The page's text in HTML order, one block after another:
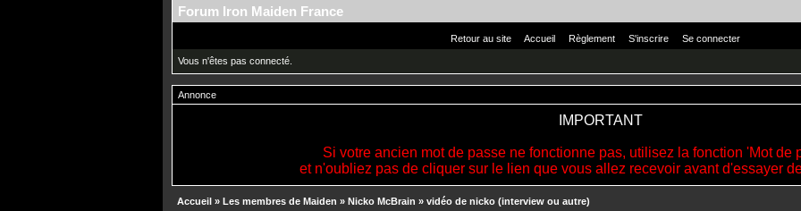
Forum Iron Maiden France
Retour au site Accueil Règlement S'inscrire Se connecter
Vous n'êtes pas connecté.
Annonce
IMPORTANT
Si votre ancien mot de passe ne fonctionne pas, utilisez la fonction 'Mot de
et n'oubliez pas de cliquer sur le lien que vous allez recevoir avant d'essayer
Accueil » Les membres de Maiden » Nicko McBrain » vidéo de nicko (interview ou autre)